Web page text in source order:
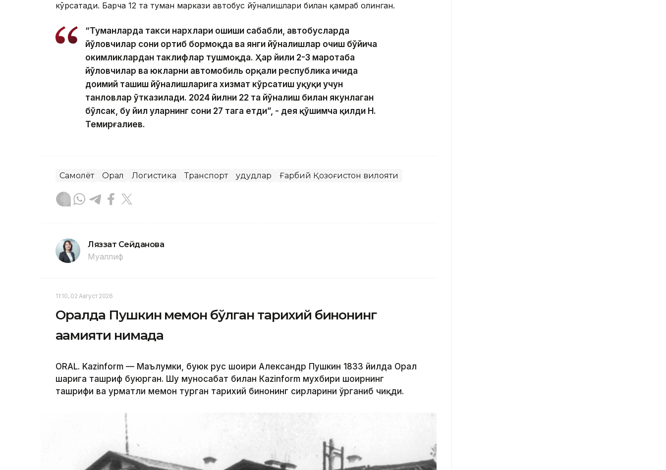
кўрсатади. Барча 12 та туман маркази автобус йўналишлари билан қамраб олинган.
“Туманларда такси нархлари ошиши сабабли, автобусларда
йўловчилар сони ортиб бормоқда ва янги йўналишлар очиш бўйича
ҳокимликлардан таклифлар тушмоқда. Ҳар йили 2-3 маротаба
йўловчилар ва юкларни автомобиль орқали республика ичида
доимий ташиш йўналишларига хизмат кўрсатиш ҳуқуқи учун
танловлар ўтказилади. 2024 йилни 22 та йўналиш билан якунлаган
бўлсак, бу йил уларнинг сони 27 тага етди”, - дея қўшимча қилди Н.
Темирғалиев.
Самолёт Орал Логистика Транспорт Ҳудудлар Ғарбий Қозоғистон вилояти
Ляззат Сейданова
Муаллиф
11:10, 02 Август 2026
Оралда Пушкин меҳмон бўлган тарихий бинонинг
аҳамияти нимада
ORAL. Kazinform — Маълумки, буюк рус шоири Александр Пушкин 1833 йилда Орал
шаҳрига ташриф буюрган. Шу муносабат билан Кazinform мухбири шоирнинг
ташрифи ва ҳурматли меҳмон турган тарихий бинонинг сирларини ўрганиб чиқди.